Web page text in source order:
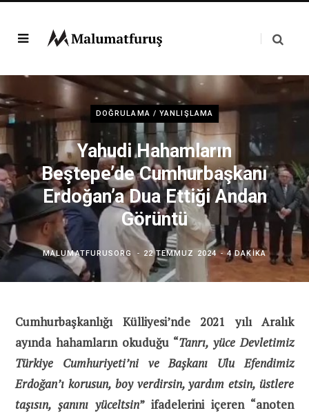
DOĞRULAMA / YANLIŞLAMA
Yahudi Hahamların
Beştepe’de Cumhurbaşkanı
Erdoğan’a Dua Ettiği Andan
Görüntü
MALUMATFURUSORG 22 TEMMUZ 2024 4 DAKIKA
Cumhurbaşkanlığı Külliyesi’nde 2021 yılı Aralık
ayında hahamların okuduğu “Tanrı, yüce Devletimiz
Türkiye Cumhuriyeti’ni ve Başkanı Ulu Efendimiz
Erdoğan’ı korusun, boy verdirsin, yardım etsin, üstlere
taşısın, şanını yüceltsin” ifadelerini içeren “anoten